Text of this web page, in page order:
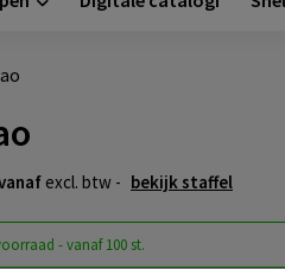
excl. btw - bekijk staffel
-vanaf100 st.